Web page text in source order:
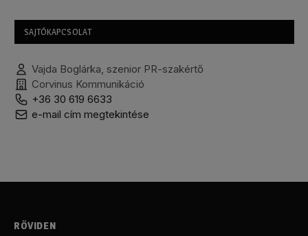
SAJTÓKAPCSOLAT
Vajda Boglárka, szenior PR-szakértő
Corvinus Kommunikáció
+36 30 619 6633
e-mail cím megtekintése
RÖVIDEN